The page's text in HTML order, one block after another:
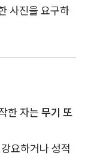
사진을 요구하
한 자는 무기 또
요하거나 성적